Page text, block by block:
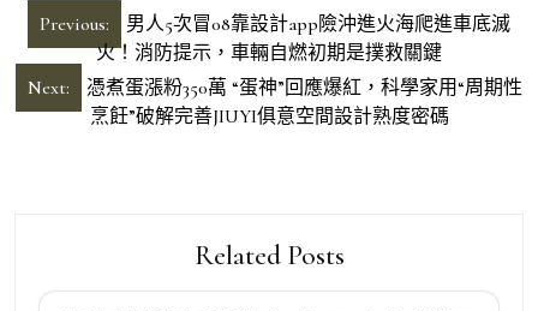
文
章
導
Previous:
男人5次冒08靠設計app險沖進火海爬進車底滅
火！消防提示，車輛自燃初期是撲救關鍵
Next:
憑煮蛋漲粉350萬 “蛋神”回應爆紅，科學家用“周期性
烹飪”破解完善JIUYI俱意空間設計熟度密碼
Related Posts